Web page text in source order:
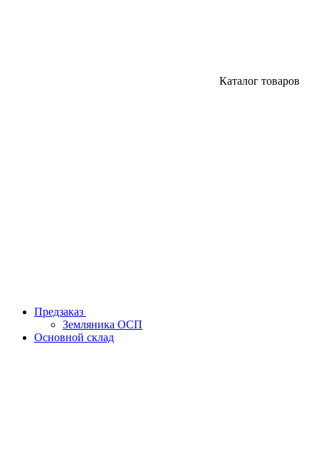
Каталог товаров
Предзаказ
Земляника ОСП
Основной склад